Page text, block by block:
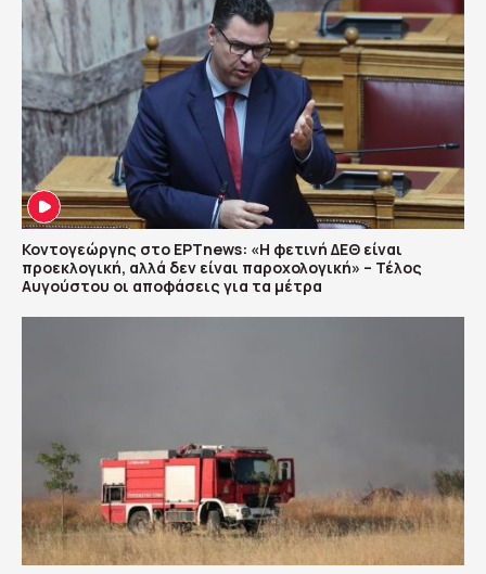
Κοντογεώργης στο ΕΡΤnews: «Η φετινή ΔΕΘ είναι
προεκλογική, αλλά δεν είναι παροχολογική» – Τέλος
Αυγούστου οι αποφάσεις για τα μέτρα